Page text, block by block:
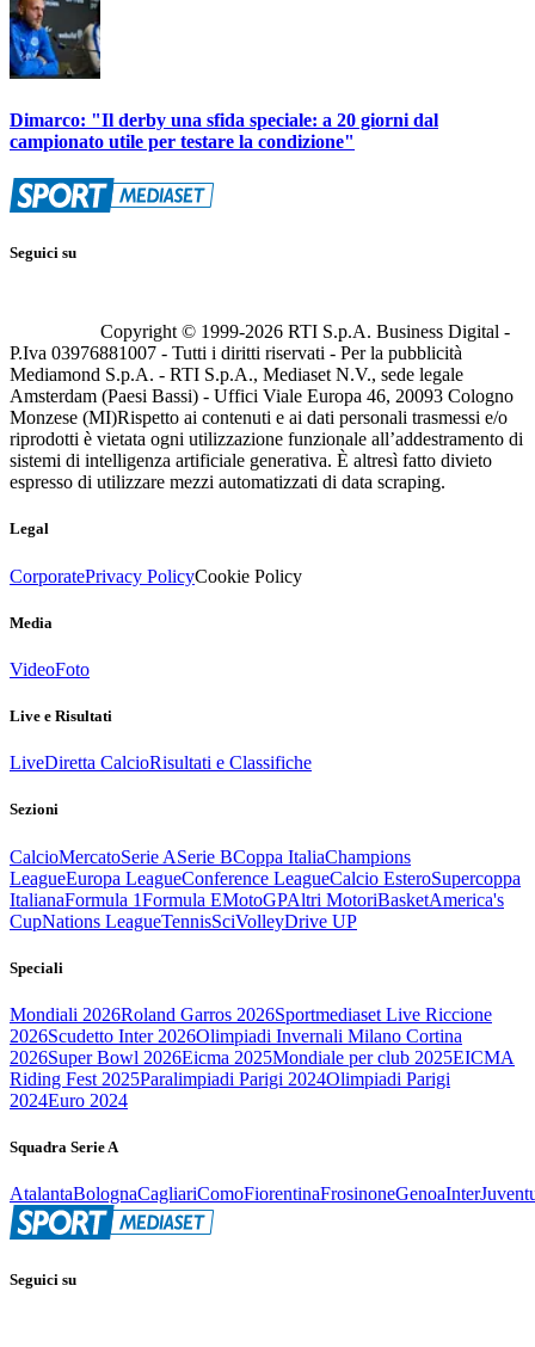
Dimarco: "Il derby una sfida speciale: a 20 giorni dal
campionato utile per testare la condizione"
Seguici su
Copyright © 1999-2026 RTI S.p.A. Business Digital -
P.Iva 03976881007 - Tutti i diritti riservati - Per la pubblicità
Mediamond S.p.A. - RTI S.p.A., Mediaset N.V., sede legale
Amsterdam (Paesi Bassi) - Uffici Viale Europa 46, 20093 Cologno
Monzese (MI)Rispetto ai contenuti e ai dati personali trasmessi e/o
riprodotti è vietata ogni utilizzazione funzionale all’addestramento di
sistemi di intelligenza artificiale generativa. È altresì fatto divieto
espresso di utilizzare mezzi automatizzati di data scraping.
Legal
CorporatePrivacy PolicyCookie Policy
Media
VideoFoto
Live e Risultati
LiveDiretta CalcioRisultati e Classifiche
Sezioni
CalcioMercatoSerie ASerie BCoppa ItaliaChampions
LeagueEuropa LeagueConference LeagueCalcio EsteroSupercoppa
ItalianaFormula 1Formula EMotoGPAltri MotoriBasketAmerica's
CupNations LeagueTennisSciVolleyDrive UP
Speciali
Mondiali 2026Roland Garros 2026Sportmediaset Live Riccione
2026Scudetto Inter 2026Olimpiadi Invernali Milano Cortina
2026Super Bowl 2026Eicma 2025Mondiale per club 2025EICMA
Riding Fest 2025Paralimpiadi Parigi 2024Olimpiadi Parigi
2024Euro 2024
Squadra Serie A
AtalantaBolognaCagliariComoFiorentinaFrosinoneGenoaInter
Seguici su